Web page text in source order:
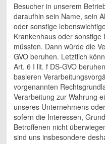
Besucher in unserem
daraufhin sein Name, sein
oder sonstige
Krankenhaus oder
müssten. Dann würde die
GVO beruhen. Letztlich
Art. 6 I lit. f DS-GVO
basieren
vorgenannten
Verarbeitung zur Wahrung
unseres Unternehmens
sofern die Interessen,
Betroffenen nicht
sind uns insbesondere